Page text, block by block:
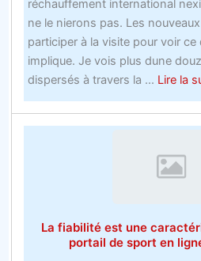
réchauffement international
ne le nierons pas. Les
participer à la visite pour voir
implique. Je vois plus dune
dispersés à travers la ... Lire la
La fiabilité est une
portail de sport en